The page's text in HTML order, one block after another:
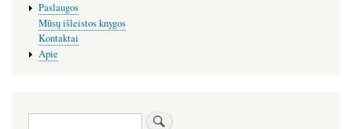
Paslaugos
Mūsų išleistos knygos
Kontaktai
Apie
Paieška